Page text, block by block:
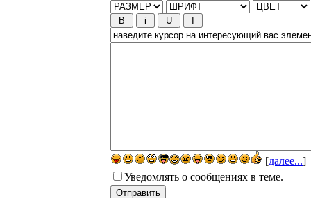
[далее...]
Уведомлять о сообщениях в теме.